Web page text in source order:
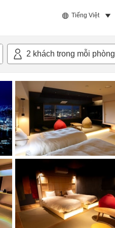
Tiếng Việt
2 khách trong mỗi phòng